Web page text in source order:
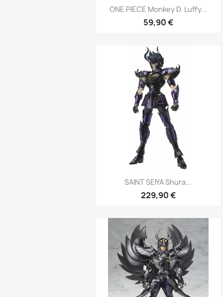
Aperçu rapide
ONE PIECE Monkey D. Luffy...
59,90 €
Aperçu rapide
SAINT SEIYA Shura...
229,90 €